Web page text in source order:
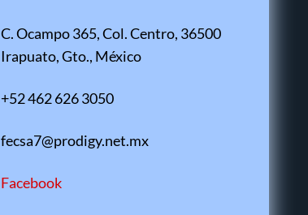
C. Ocampo 365, Col. Centro, 36500
Irapuato, Gto., México
+52 462 626 3050
fecsa7@prodigy.net.mx
Facebook